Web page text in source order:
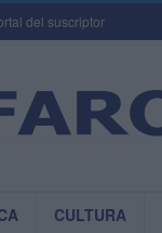
del suscriptor
CULTURA